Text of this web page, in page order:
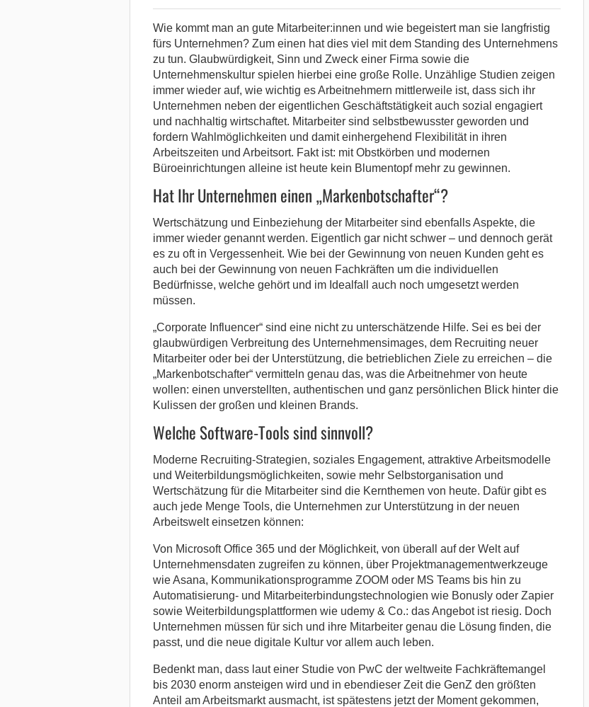
Wie kommt man an gute Mitarbeiter:innen und wie begeistert man sie langfristig
fürs Unternehmen? Zum einen hat dies viel mit dem Standing des Unternehmens
zu tun. Glaubwürdigkeit, Sinn und Zweck einer Firma sowie die
Unternehmenskultur spielen hierbei eine große Rolle. Unzählige Studien zeigen
immer wieder auf, wie wichtig es Arbeitnehmern mittlerweile ist, dass sich ihr
Unternehmen neben der eigentlichen Geschäftstätigkeit auch sozial engagiert
und nachhaltig wirtschaftet. Mitarbeiter sind selbstbewusster geworden und
fordern Wahlmöglichkeiten und damit einhergehend Flexibilität in ihren
Arbeitszeiten und Arbeitsort. Fakt ist: mit Obstkörben und modernen
Büroeinrichtungen alleine ist heute kein Blumentopf mehr zu gewinnen.
Hat Ihr Unternehmen einen „Markenbotschafter“?
Wertschätzung und Einbeziehung der Mitarbeiter sind ebenfalls Aspekte, die
immer wieder genannt werden. Eigentlich gar nicht schwer – und dennoch gerät
es zu oft in Vergessenheit. Wie bei der Gewinnung von neuen Kunden geht es
auch bei der Gewinnung von neuen Fachkräften um die individuellen
Bedürfnisse, welche gehört und im Idealfall auch noch umgesetzt werden
müssen.
„Corporate Influencer“ sind eine nicht zu unterschätzende Hilfe. Sei es bei der
glaubwürdigen Verbreitung des Unternehmensimages, dem Recruiting neuer
Mitarbeiter oder bei der Unterstützung, die betrieblichen Ziele zu erreichen – die
„Markenbotschafter“ vermitteln genau das, was die Arbeitnehmer von heute
wollen: einen unverstellten, authentischen und ganz persönlichen Blick hinter die
Kulissen der großen und kleinen Brands.
Welche Software-Tools sind sinnvoll?
Moderne Recruiting-Strategien, soziales Engagement, attraktive Arbeitsmodelle
und Weiterbildungsmöglichkeiten, sowie mehr Selbstorganisation und
Wertschätzung für die Mitarbeiter sind die Kernthemen von heute. Dafür gibt es
auch jede Menge Tools, die Unternehmen zur Unterstützung in der neuen
Arbeitswelt einsetzen können:
Von Microsoft Office 365 und der Möglichkeit, von überall auf der Welt auf
Unternehmensdaten zugreifen zu können, über Projektmanagementwerkzeuge
wie Asana, Kommunikationsprogramme ZOOM oder MS Teams bis hin zu
Automatisierung- und Mitarbeiterbindungstechnologien wie Bonusly oder Zapier
sowie Weiterbildungsplattformen wie udemy & Co.: das Angebot ist riesig. Doch
Unternehmen müssen für sich und ihre Mitarbeiter genau die Lösung finden, die
passt, und die neue digitale Kultur vor allem auch leben.
Bedenkt man, dass laut einer Studie von PwC der weltweite Fachkräftemangel
bis 2030 enorm ansteigen wird und in ebendieser Zeit die GenZ den größten
Anteil am Arbeitsmarkt ausmacht, ist spätestens jetzt der Moment gekommen,